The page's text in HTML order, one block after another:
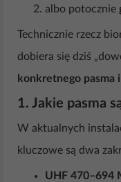
albo potocznie
Technicznie rzecz
dobiera się dziś
konkretnego pasma
1. Jakie pasma
W aktualnych
kluczowe są dwa
UHF 470–694